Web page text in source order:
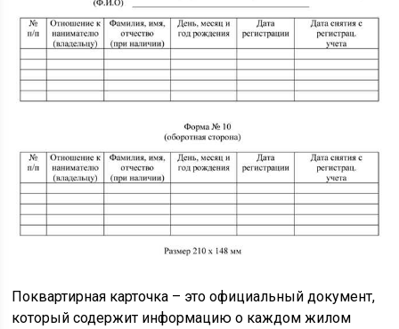
Поквартирная карточка – это официальный документ,
который содержит информацию о каждом жилом